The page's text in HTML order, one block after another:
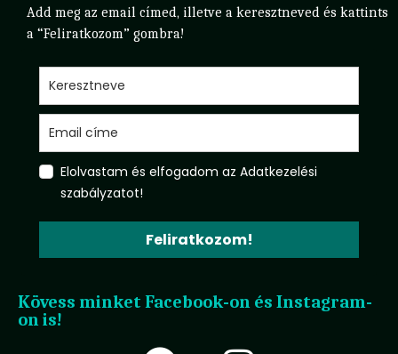
Add meg az email címed, illetve a keresztneved és kattints
a “Feliratkozom” gombra!
Elolvastam és elfogadom az Adatkezelési
szabályzatot!
Feliratkozom!
Kövess minket Facebook-on és Instagram-
on is!